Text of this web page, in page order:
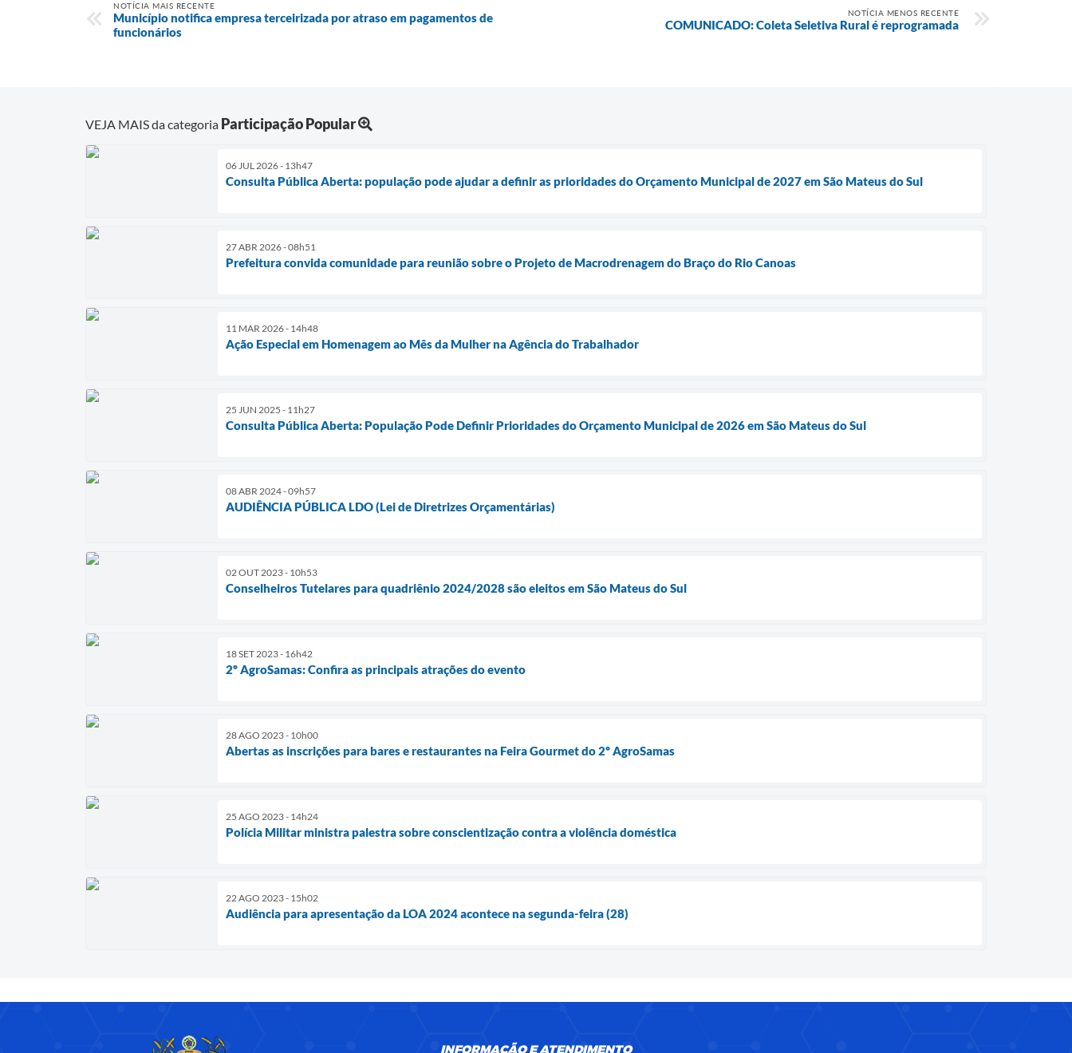
NOTÍCIA MAIS RECENTE
Município notifica empresa terceirizada por atraso em pagamentos de
funcionários
NOTÍCIA MENOS RECENTE
COMUNICADO: Coleta Seletiva Rural é reprogramada
VEJA MAIS da categoria Participação Popular
06 JUL 2026 - 13h47
Consulta Pública Aberta: população pode ajudar a definir as prioridades do Orçamento Municipal de 2027 em São Mateus do Sul
27 ABR 2026 - 08h51
Prefeitura convida comunidade para reunião sobre o Projeto de Macrodrenagem do Braço do Rio Canoas
11 MAR 2026 - 14h48
Ação Especial em Homenagem ao Mês da Mulher na Agência do Trabalhador
25 JUN 2025 - 11h27
Consulta Pública Aberta: População Pode Definir Prioridades do Orçamento Municipal de 2026 em São Mateus do Sul
08 ABR 2024 - 09h57
AUDIÊNCIA PÚBLICA LDO (Lei de Diretrizes Orçamentárias)
02 OUT 2023 - 10h53
Conselheiros Tutelares para quadriênio 2024/2028 são eleitos em São Mateus do Sul
18 SET 2023 - 16h42
2º AgroSamas: Confira as principais atrações do evento
28 AGO 2023 - 10h00
Abertas as inscrições para bares e restaurantes na Feira Gourmet do 2º AgroSamas
25 AGO 2023 - 14h24
Polícia Militar ministra palestra sobre conscientização contra a violência doméstica
22 AGO 2023 - 15h02
Audiência para apresentação da LOA 2024 acontece na segunda-feira (28)
INFORMAÇÃO E ATENDIMENTO